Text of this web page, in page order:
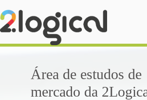
Área de estudos de
mercado da